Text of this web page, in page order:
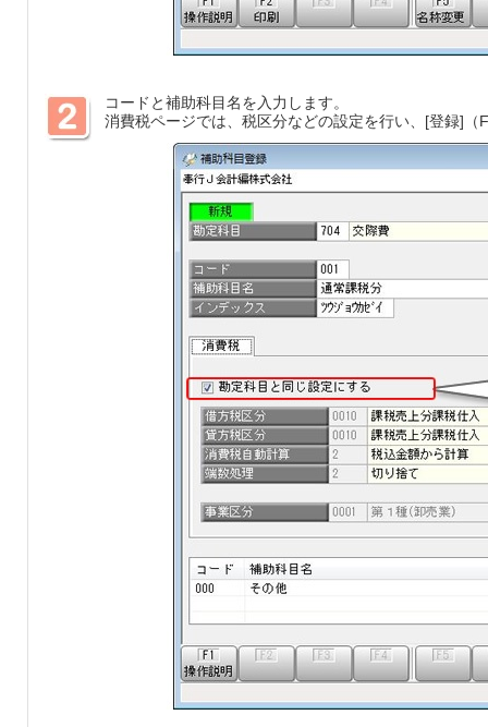
コードと補助科目名を入力します。
消費税ページでは、税区分などの設定を行い、[登録]（